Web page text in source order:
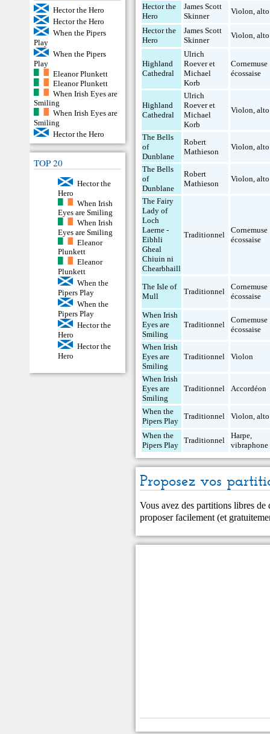
Hector the Hero
Hector the Hero
When the Pipers
Play
When the Pipers
Play
Eleanor Plunkett
Eleanor Plunkett
When Irish Eyes are
Smiling
When Irish Eyes are
Smiling
Hector the Hero
TOP 20
Hector the
Hero
When Irish
Eyes are Smiling
When Irish
Eyes are Smiling
Eleanor
Plunkett
Eleanor
Plunkett
When the
Pipers Play
When the
Pipers Play
Hector the
Hero
Hector the
Hero
Hector the
Hero
James Scott
Skinner
Violon,alto
Hector the
Hero
James Scott
Skinner
Violon,alto
Highland
Cathedral
Ulrich
Roever et
Michael
Korb
Cornemuse
écossaise
Highland
Cathedral
Ulrich
Roever et
Michael
Korb
Violon,alto
The Bells
of
Dunblane
Robert
Mathieson
Violon,alto
The Bells
of
Dunblane
Robert
Mathieson
Violon,alto
The Fairy
Lady of
Loch
Laerne -
Eibhli
Gheal
Chiuin ni
Chearbhaill
Traditionnel
Cornemuse
écossaise
The Isle of
Mull
Traditionnel
Cornemuse
écossaise
When Irish
Eyes are
Smiling
Traditionnel
Cornemuse
écossaise
When Irish
Eyes are
Smiling
Traditionnel Violon
When Irish
Eyes are
Smiling
Traditionnel Accordéon
When the
Pipers Play
Traditionnel Violon,alto
When the
Pipers Play
Traditionnel
Harpe,
vibraphone
Proposez vos
Vous avez des partitions libres
proposer facilement (et